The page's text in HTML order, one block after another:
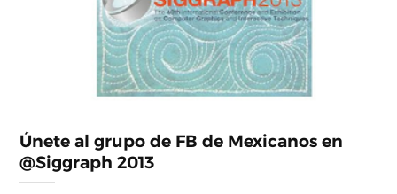
Únete al grupo de FB de Mexicanos en
@Siggraph 2013